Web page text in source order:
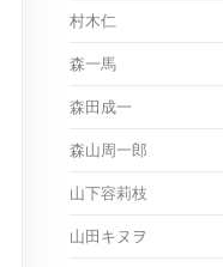
村木仁
森一馬
森田成一
森山周一郎
山下容莉枝
山田キヌヲ